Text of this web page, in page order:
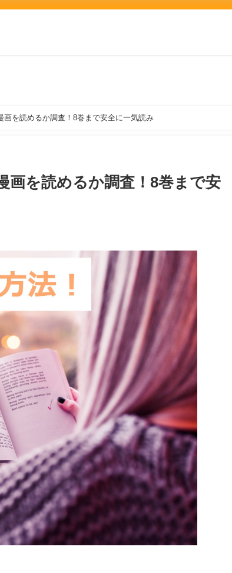
画を読めるか調査！8巻まで安全に一気読み
画を読めるか調査！8巻まで安